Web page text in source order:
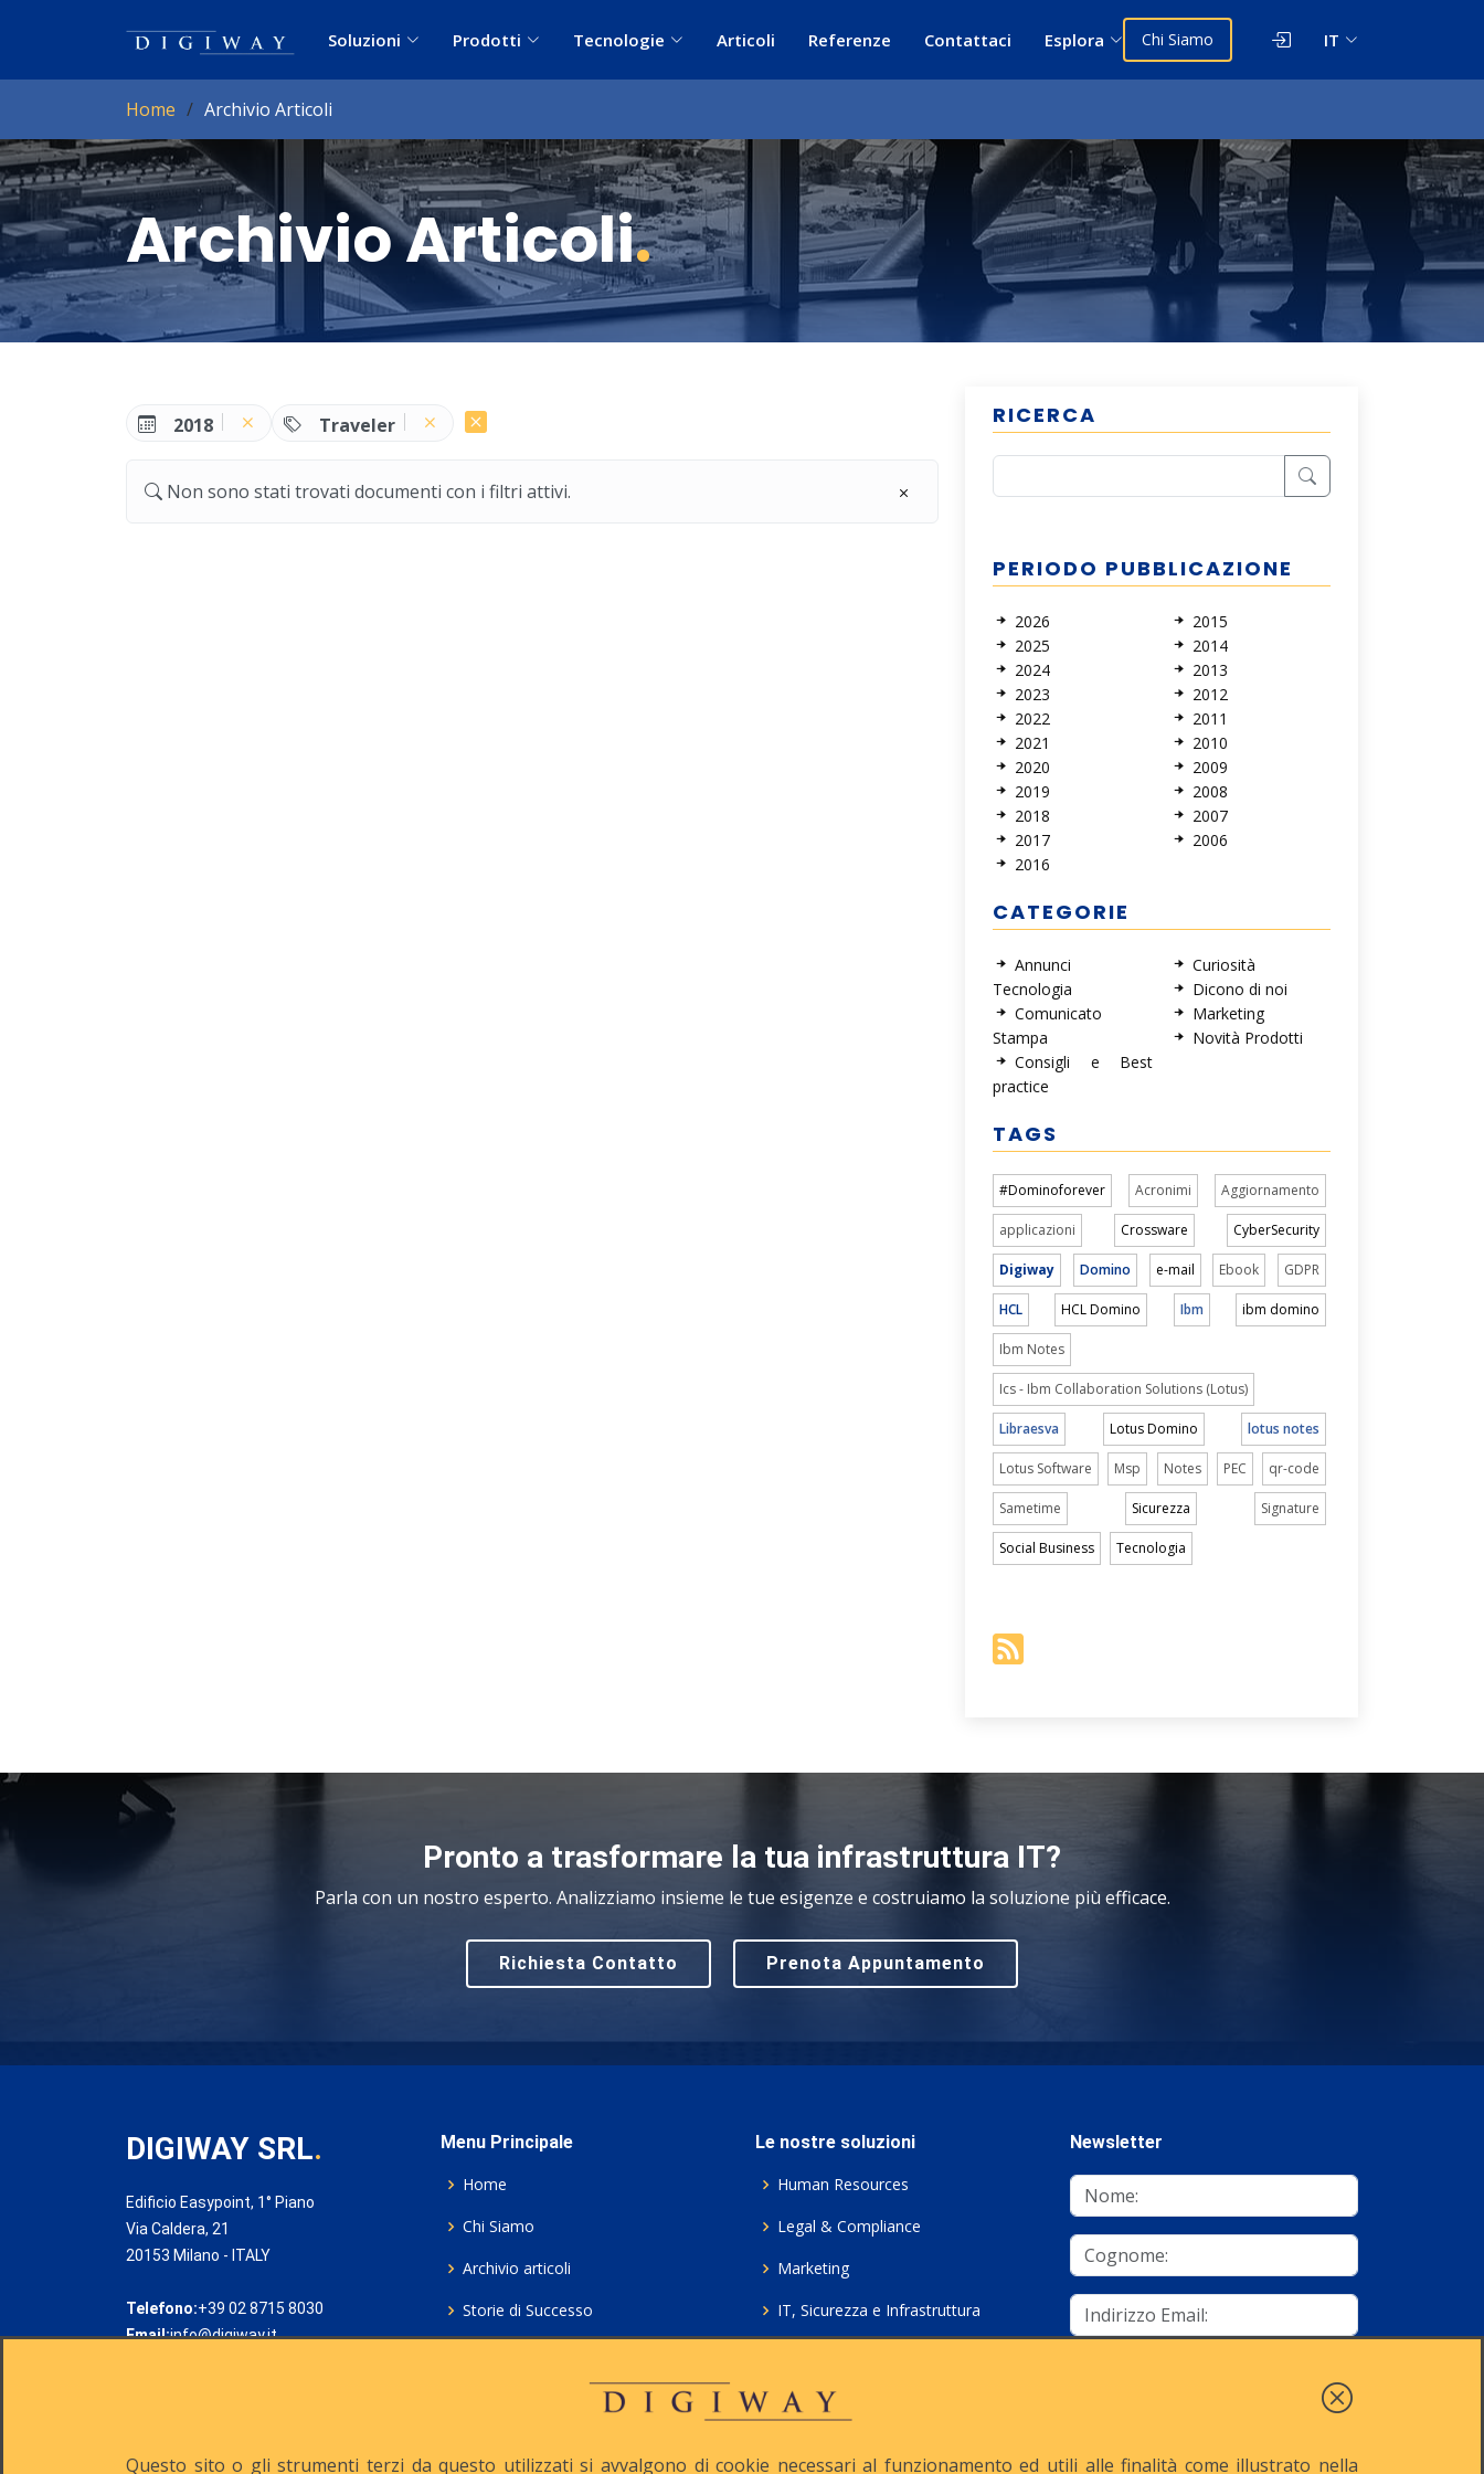
Soluzioni Prodotti Tecnologie Articoli Referenze Contattaci Esplora Chi Siamo IT
Home Archivio Articoli
Archivio Articoli.
2018 Traveler
Non sono stati trovati documenti con i filtri attivi.
RICERCA
PERIODO PUBBLICAZIONE
2026
2025
2024
2023
2022
2021
2020
2019
2018
2017
2016
2015
2014
2013
2012
2011
2010
2009
2008
2007
2006
CATEGORIE
Annunci
Tecnologia
Comunicato
Stampa
Consigli e Best
practice
Curiosità
Dicono di noi
Marketing
Novità Prodotti
TAGS
#Dominoforever Acronimi Aggiornamento
applicazioni Crossware CyberSecurity
Digiway Domino e-mail Ebook GDPR
HCL HCL Domino Ibm ibm domino
Ibm Notes
Ics - Ibm Collaboration Solutions (Lotus)
Libraesva Lotus Domino lotus notes
Lotus Software Msp Notes PEC qr-code
Sametime Sicurezza Signature
Social Business Tecnologia
Pronto a trasformare la tua infrastruttura IT?
Parla con un nostro esperto. Analizziamo insieme le tue esigenze e costruiamo la soluzione più efficace.
Richiesta Contatto Prenota Appuntamento
DIGIWAY SRL.
Edificio Easypoint, 1° Piano
Via Caldera, 21
20153 Milano - ITALY
Telefono:+39 02 8715 8030
Email:info@digiway.it
Menu Principale
Home
Chi Siamo
Archivio articoli
Storie di Successo
Le nostre soluzioni
Human Resources
Legal & Compliance
Marketing
IT, Sicurezza e Infrastruttura
Consulenza ICT e Licenze
Newsletter
Questo sito o gli strumenti terzi da questo utilizzati si avvalgono di cookie necessari al funzionamento ed utili alle finalità come illustrato nella